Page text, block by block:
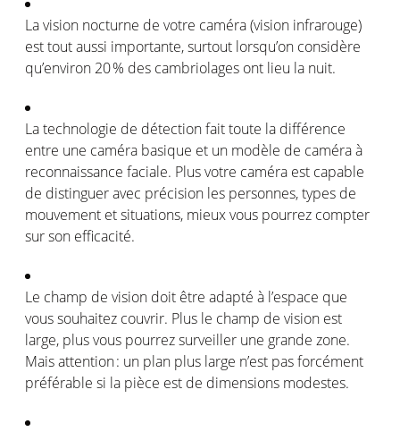
La vision nocturne de votre caméra(vision infrarouge)
esttoutaussi importante, surtout lorsqu’on considère
qu’environ 20 % des cambriolages ont lieu la nuit.
Latechnologie de détectionfait toute la différence
entre une caméra basique et un modèle de caméraà
reconnaissance faciale. Plusvotre caméra est capable
de distingueravec précision les personnes, types de
mouvement et situations, mieuxvous pourrez compter
sur son efficacité.
Le champ de vision doit être adapté à l’espace que
voussouhaitez couvrir. Plus le champ de vision est
large, plusvous pourrezsurveiller une grande zone.
Maisattention : un plan plus large n’est pasforcément
préférable si la pièce est de dimensions modestes.